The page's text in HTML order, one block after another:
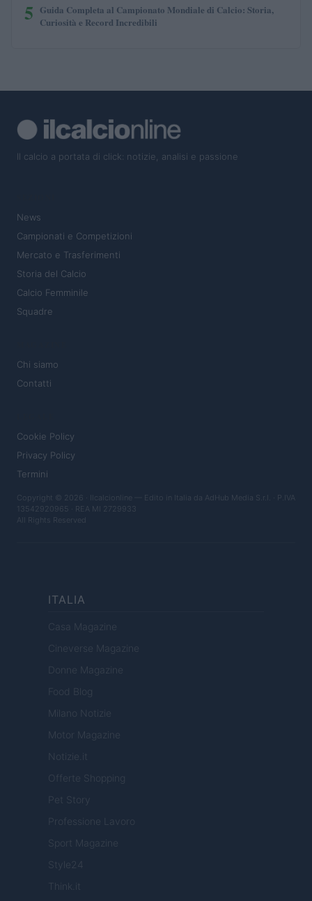
5 Guida Completa al Campionato Mondiale di Calcio: Storia,
Curiosità e Record Incredibili
Il calcio a portata di click: notizie, analisi e passione
News
Campionati e Competizioni
Mercato e Trasferimenti
Storia del Calcio
Calcio Femminile
Squadre
Chi siamo
Contatti
Cookie Policy
Privacy Policy
Termini
Copyright © 2026 · Ilcalcionline — Edito in Italia da AdHub Media S.r.l. · P.IVA
13542920965 · REA MI 2729933
All Rights Reserved
ITALIA
Casa Magazine
Cineverse Magazine
Donne Magazine
Food Blog
Milano Notizie
Motor Magazine
Notizie.it
Offerte Shopping
Pet Story
Professione Lavoro
Sport Magazine
Style24
Think.it